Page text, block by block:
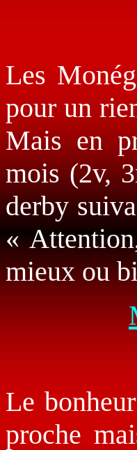
Les
pour un
Mais en
mois (2v,
derby
«
mieux ou
Le
proche